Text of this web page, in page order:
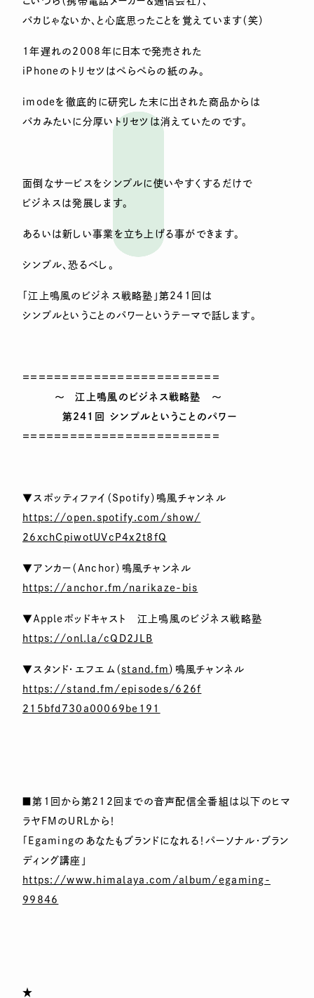
バカじゃないか、と心底思ったことを覚えています（笑）
1年遅れの2008年に日本で発売された
iPhoneのトリセツはぺらぺらの紙のみ。
imodeを徹底的に研究した末に出された商品からは
バカみたいに分厚いトリセツは消えていたのです。
面倒なサービスをシンプルに使いやすくするだけで
ビジネスは発展します。
あるいは新しい事業を立ち上げる事ができます。
シンプル、恐るべし。
「江上鳴風のビジネス戦略塾」第241回は
シンプルということのパワーというテーマで話します。
＝＝＝＝＝＝＝＝＝＝＝＝＝＝＝＝＝＝＝＝＝＝＝＝＝
～ 江上鳴風のビジネス戦略塾 ～
第241回 シンプルということのパワー
＝＝＝＝＝＝＝＝＝＝＝＝＝＝＝＝＝＝＝＝＝＝＝＝＝
▼スポッティファイ（Spotify）鳴風チャンネル
https://open.spotify.com/show/
26xchCpiwotUVcP4x2t8fQ
▼アンカー（Anchor）鳴風チャンネル
https://anchor.fm/narikaze-bis
▼Ａppleポッドキャスト 江上鳴風のビジネス戦略塾
https://onl.la/cQD2JLB
▼スタンド・エフエム（ stand.fm ）鳴風チャンネル
https://stand.fm/episodes/626f
215bfd730a00069be191
■第1回から第212回までの音声配信全番組は以下のヒマ
ラヤF MのURLから！
「Egamingのあなたもブランドになれる！パーソナル・ブラン
ディング講座」
https://www.himalaya.com/album /egaming-
99846
★